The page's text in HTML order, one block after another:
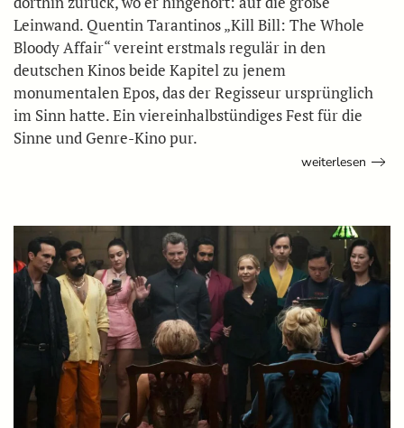
Leinwand. Quentin Tarantinos „Kill Bill: The Whole
Bloody Affair“ vereint erstmals regulär in den
deutschen Kinos beide Kapitel zu jenem
monumentalen Epos, das der Regisseur ursprünglich
im Sinn hatte. Ein viereinhalbstündiges Fest für die
Sinne und Genre-Kino pur.
weiterlesen